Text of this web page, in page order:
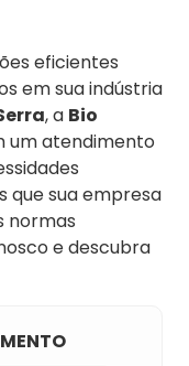
eficientes
em sua indústria
, a Bio
um atendimento
que sua empresa
normas
e descubra